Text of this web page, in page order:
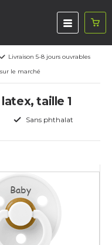
Livraison 5-8 jours ouvrables
le marché
taille 1
Sans phthalat
Baby